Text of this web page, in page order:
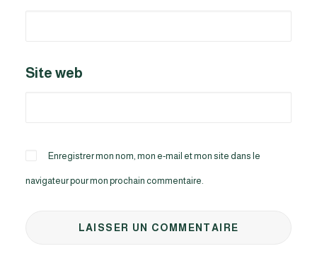
Site web
Enregistrer mon nom, mon e-mail et mon site dans le
navigateur pour mon prochain commentaire.